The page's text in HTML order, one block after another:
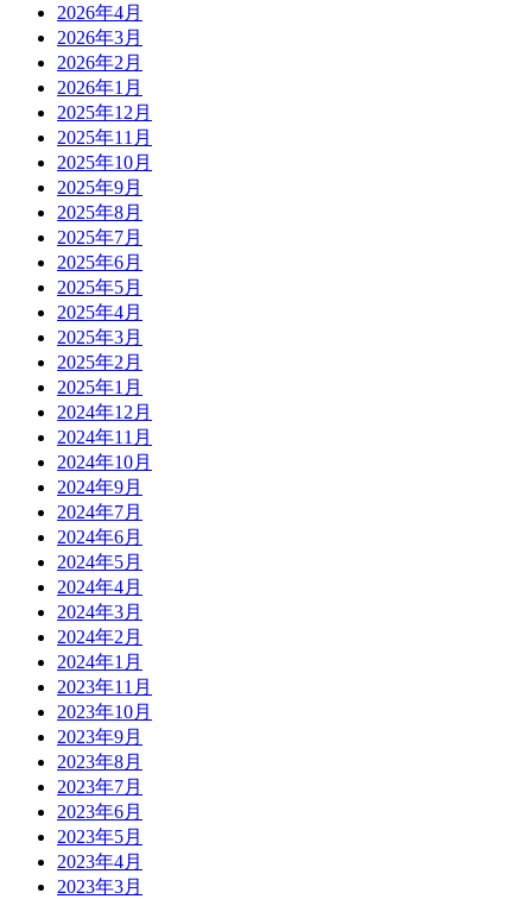
2026年4月
2026年3月
2026年2月
2026年1月
2025年12月
2025年11月
2025年10月
2025年9月
2025年8月
2025年7月
2025年6月
2025年5月
2025年4月
2025年3月
2025年2月
2025年1月
2024年12月
2024年11月
2024年10月
2024年9月
2024年7月
2024年6月
2024年5月
2024年4月
2024年3月
2024年2月
2024年1月
2023年11月
2023年10月
2023年9月
2023年8月
2023年7月
2023年6月
2023年5月
2023年4月
2023年3月